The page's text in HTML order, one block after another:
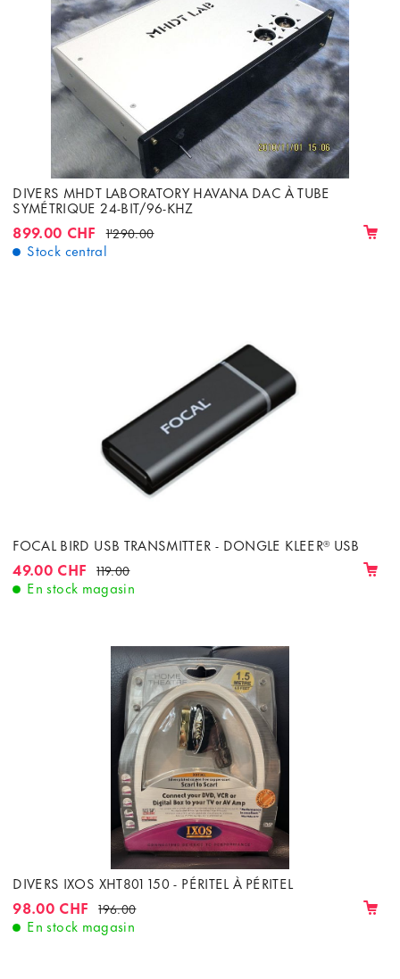
DIVERS MHDT LABORATORY HAVANA DAC À TUBE
SYMÉTRIQUE 24-BIT/96-KHZ
899.00 CHF 1'290.00
Stock central
FOCAL BIRD USB TRANSMITTER - DONGLE KLEER® USB
49.00 CHF 119.00
En stock magasin
DIVERS IXOS XHT801 150 - PÉRITEL À PÉRITEL
98.00 CHF 196.00
En stock magasin